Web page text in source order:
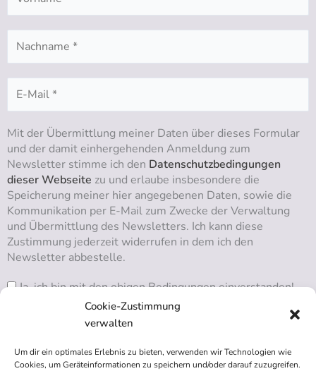
Cookie-Zustimmung
verwalten
Um dir ein optimales Erlebnis zu bieten, verwenden wir Technologien wie
Cookies, um Geräteinformationen zu speichern und/oder darauf zuzugreifen.
Mit der Übermittlung meiner Daten über dieses Formular
und der damit einhergehenden Anmeldung zum
Newsletter stimme ich den Datenschutzbedingungen
dieser Webseite zu und erlaube insbesondere die
Speicherung meiner hier angegebenen Daten, sowie die
Kommunikation per E-Mail zum Zwecke der Verwaltung
und Übermittlung des Newsletters. Ich kann diese
Zustimmung jederzeit widerrufen in dem ich den
Newsletter abbestelle.
Ja, ich bin mit den obigen Bedingungen einverstanden!
RSS ABONNIEREN